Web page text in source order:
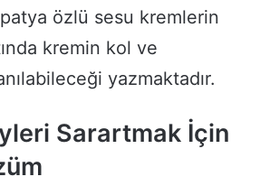
özlü sesu kremlerin
kremin kol ve
yazmaktadır.
Sarartmak İçin